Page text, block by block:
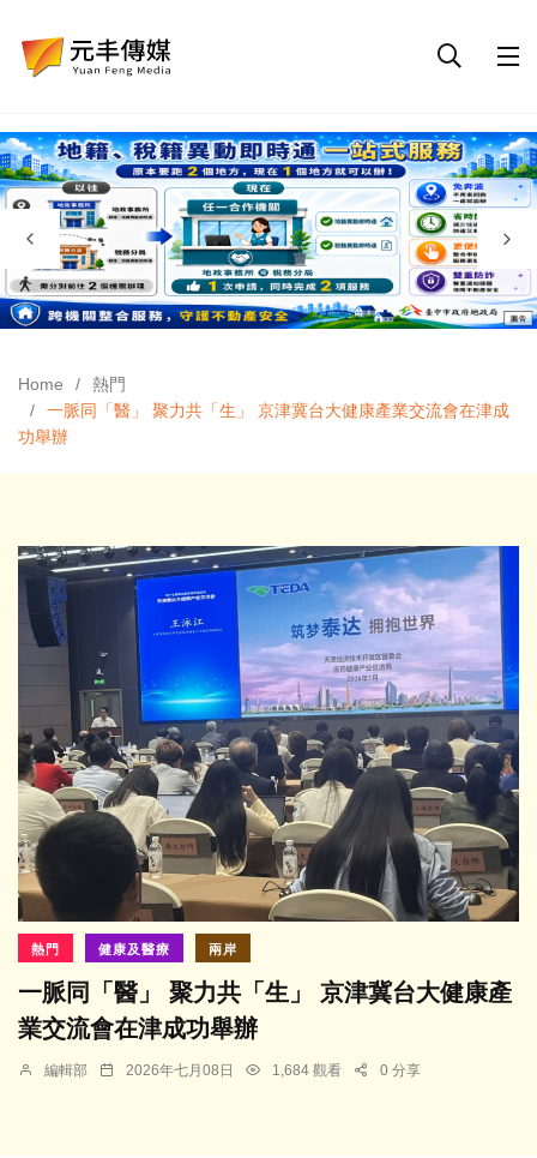
Home
熱門
一脈同「醫」 聚力共「生」 京津冀台大健康產業交流會在津成
功舉辦
熱門 健康及醫療 兩岸
一脈同「醫」 聚力共「生」 京津冀台大健康產
業交流會在津成功舉辦
編輯部 2026年七月08日 1,684 觀看 0 分享